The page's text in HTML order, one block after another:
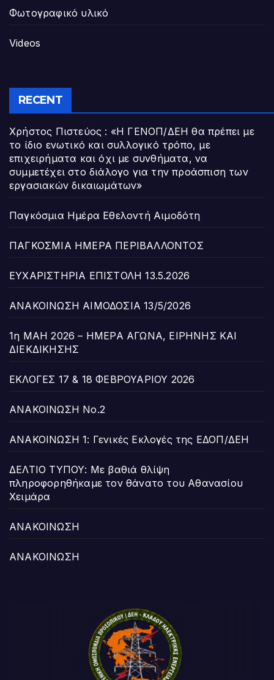
Φωτογραφικό υλικό
Videos
RECENT
Χρήστος Πιστεύος : «Η ΓΕΝΟΠ/ΔΕΗ θα πρέπει με
το ίδιο ενωτικό και συλλογικό τρόπο, με
επιχειρήματα και όχι με συνθήματα, να
συμμετέχει στο διάλογο για την προάσπιση των
εργασιακών δικαιωμάτων»
Παγκόσμια Ημέρα Εθελοντή Αιμοδότη
ΠΑΓΚΟΣΜΙΑ ΗΜΕΡΑ ΠΕΡΙΒΑΛΛΟΝΤΟΣ
ΕΥΧΑΡΙΣΤΗΡΙΑ ΕΠΙΣΤΟΛΗ 13.5.2026
ΑΝΑΚΟΙΝΩΣΗ ΑΙΜΟΔΟΣΙΑ 13/5/2026
1η ΜΑΗ 2026 – ΗΜΕΡΑ ΑΓΩΝΑ, ΕΙΡΗΝΗΣ ΚΑΙ
ΔΙΕΚΔΙΚΗΣΗΣ
ΕΚΛΟΓΕΣ 17 & 18 ΦΕΒΡΟΥΑΡΙΟΥ 2026
ΑΝΑΚΟΙΝΩΣΗ Νο.2
ΑΝΑΚΟΙΝΩΣΗ 1: Γενικές Εκλογές της ΕΔΟΠ/ΔΕΗ
ΔΕΛΤΙΟ ΤΥΠΟΥ: Με βαθιά θλίψη
πληροφορηθήκαμε τον θάνατο του Αθανασίου
Χειμάρα
ΑΝΑΚΟΙΝΩΣΗ
ΑΝΑΚΟΙΝΩΣΗ